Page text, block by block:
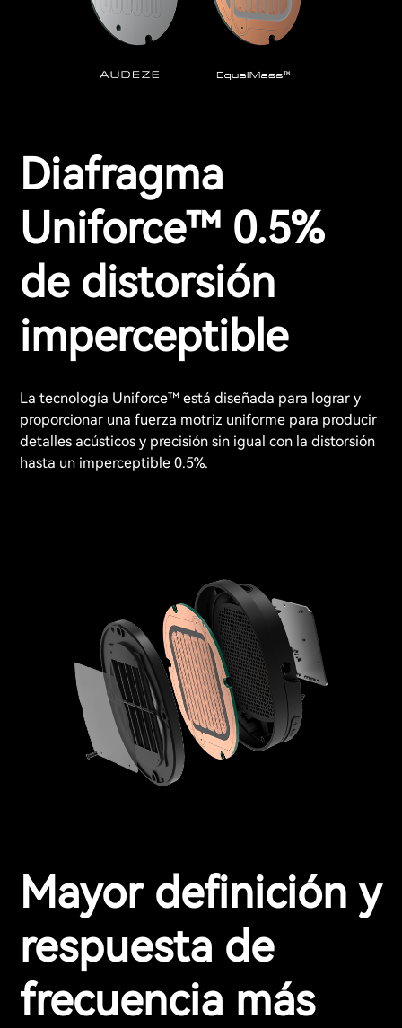
Diafragma
Uniforce™ 0.5%
de distorsión
imperceptible
La tecnología Uniforce™ está diseñada para lograr y
proporcionar una fuerza motriz uniforme para producir
detalles acústicos y precisión sin igual con la distorsión
hasta un imperceptible 0.5%.
Mayor definición y
respuesta de
frecuencia más